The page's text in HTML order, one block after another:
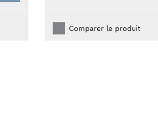
Comparer le produit